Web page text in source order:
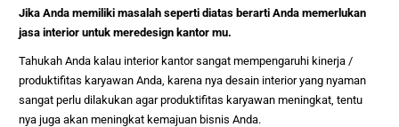
Jika Anda memiliki masalah seperti diatas berarti Anda memerlukan
jasa interior untuk meredesign kantor mu.
Tahukah Anda kalau interior kantor sangat mempengaruhi kinerja /
produktifitas karyawan Anda, karena nya desain interior yang nyaman
sangat perlu dilakukan agar produktifitas karyawan meningkat, tentu
nya juga akan meningkat kemajuan bisnis Anda.